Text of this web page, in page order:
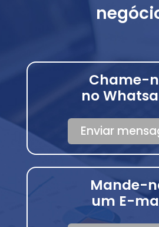
Chame-
no
Enviar
Mande-
um E-